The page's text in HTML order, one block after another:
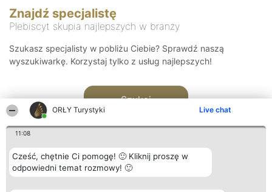
ORŁY Turystyki Live chat
11:08
Cześć, chętnie Ci pomogę! 🙂 Kliknij proszę w
odpowiedni temat rozmowy! 🙂
Znajdź specjalistę
Plebiscyt skupia najlepszych w branży
Szukasz specjalisty w pobliżu Ciebie? Sprawdź naszą
wyszukiwarkę. Korzystaj tylko z usług najlepszych!
Szukaj
Organizator plebiscytu Plebiscyt Kontakt